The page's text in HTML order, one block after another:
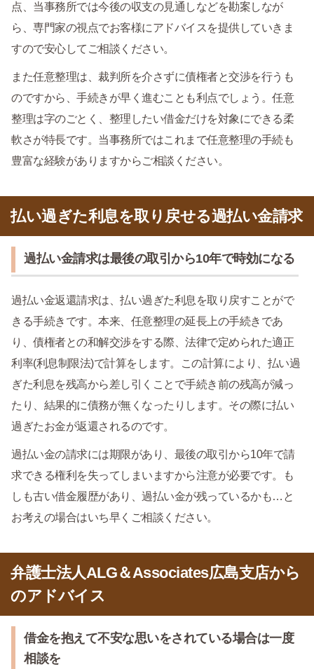
点、当事務所では今後の収支の見通しなどを勘案しなが
ら、専門家の視点でお客様にアドバイスを提供していきま
すので安心してご相談ください。
また任意整理は、裁判所を介さずに債権者と交渉を行うも
のですから、手続きが早く進むことも利点でしょう。任意
整理は字のごとく、整理したい借金だけを対象にできる柔
軟さが特長です。当事務所ではこれまで任意整理の手続も
豊富な経験がありますからご相談ください。
払い過ぎた利息を取り戻せる過払い金請求
過払い金請求は最後の取引から10年で時効になる
過払い金返還請求は、払い過ぎた利息を取り戻すことがで
きる手続きです。本来、任意整理の延長上の手続きであ
り、債権者との和解交渉をする際、法律で定められた適正
利率(利息制限法)で計算をします。この計算により、払い過
ぎた利息を残高から差し引くことで手続き前の残高が減っ
たり、結果的に債務が無くなったりします。その際に払い
過ぎたお金が返還されるのです。
過払い金の請求には期限があり、最後の取引から10年で請
求できる権利を失ってしまいますから注意が必要です。も
しも古い借金履歴があり、過払い金が残っているかも…と
お考えの場合はいち早くご相談ください。
弁護士法人ALG＆Associates広島支店から
のアドバイス
借金を抱えて不安な思いをされている場合は一度
相談を